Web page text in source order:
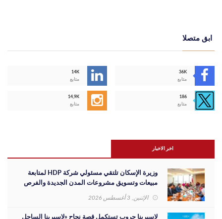
ابق متصلا
14K
متابع
36K
متابع
14,9K
متابع
186
متابع
اخر الاخبار
وزيرة الإسكان تلتقي مسئولي شركة HDP لمتابعة
مبيعات وتسويق مشروعات المدن الجديدة والفرص
الإثنين, 3 أغسطس 2026
لاسيرينا جروب تستكمل قصة نجاح «لاسيرينا الساحل